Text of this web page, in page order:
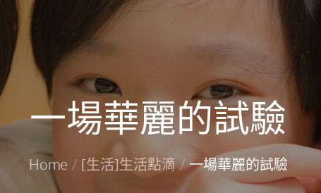
一場華麗的試驗
Home [生活]生活點滴 一場華麗的試驗